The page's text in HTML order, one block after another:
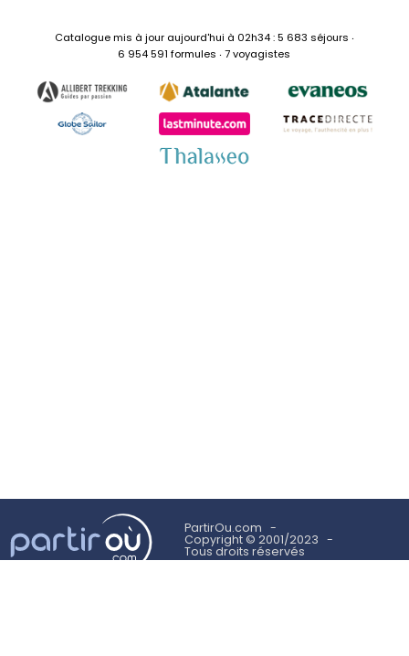
Catalogue mis à jour aujourd'hui à 02h34 : 5 683 séjours ‧
6 954 591 formules ‧ 7 voyagistes
PartirOu.com
Copyright © 2001/2023
Tous droits réservés